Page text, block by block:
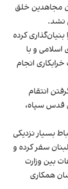
مجاهدین خلق
نشد.
کرده
و با
انجام
انتقام
قدس سپاه،
بسیار نزدیکی
سفر کرده و
بین وزارت
همکاری